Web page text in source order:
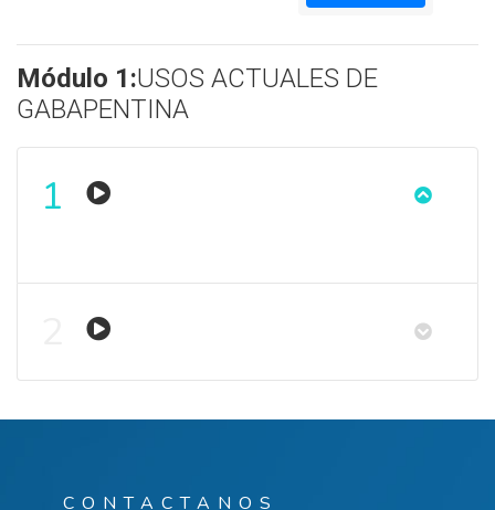
Módulo 1:USOS ACTUALES DE
GABAPENTINA
1
CONTACTANOS